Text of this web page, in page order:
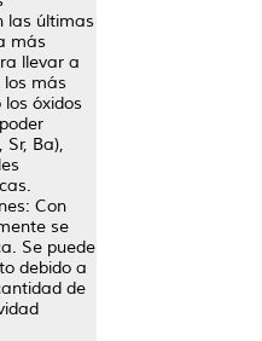
las últimas
más
llevar a
los más
óxidos
Ba),
Con
se
Se puede
debido a
de